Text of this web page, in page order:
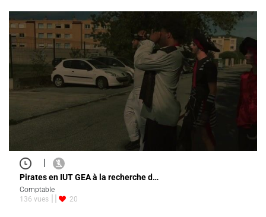
|
Pirates en IUT GEA à la recherche d…
Comptable
136 vues
20